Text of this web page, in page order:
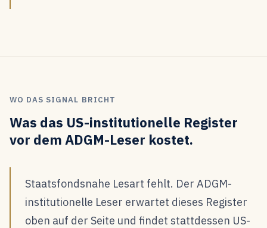
WO DAS SIGNAL BRICHT
Was das US-institutionelle Register
vor dem ADGM-Leser kostet.
Staatsfondsnahe Lesart fehlt. Der ADGM-
institutionelle Leser erwartet dieses Register
oben auf der Seite und findet stattdessen US-